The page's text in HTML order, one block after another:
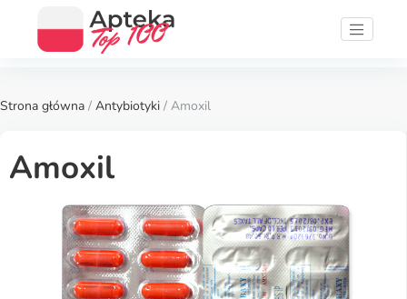
Strona główna / Antybiotyki / Amoxil
Amoxil